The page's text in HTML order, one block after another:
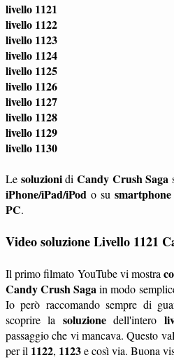
livello 1121
livello 1122
livello 1123
livello 1124
livello 1125
livello 1126
livello 1127
livello 1128
livello 1129
livello 1130
Le soluzionidiCandy Crush Saga
iPhone/iPad/iPod o su smartphone
PC.
Video soluzione Livello 1121
Il primo filmato YouTube vi mostra
Candy Crush Sagain modo
Io però raccomando sempre di
scoprire la soluzionedell'intero
passaggio che vi mancava. Questo
per il 1122, 1123e così via. Buona